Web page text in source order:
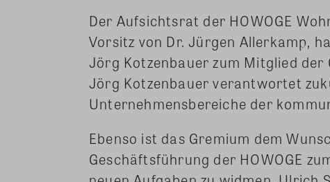
Der Aufsichtsrat der HOWOGE
Vorsitz von Dr. Jürgen Allerkamp,
Jörg Kotzenbauer zum Mitglied der
Jörg Kotzenbauer verantwortet
Unternehmensbereiche der
Ebenso ist das Gremium dem
Geschäftsführung der HOWOGE